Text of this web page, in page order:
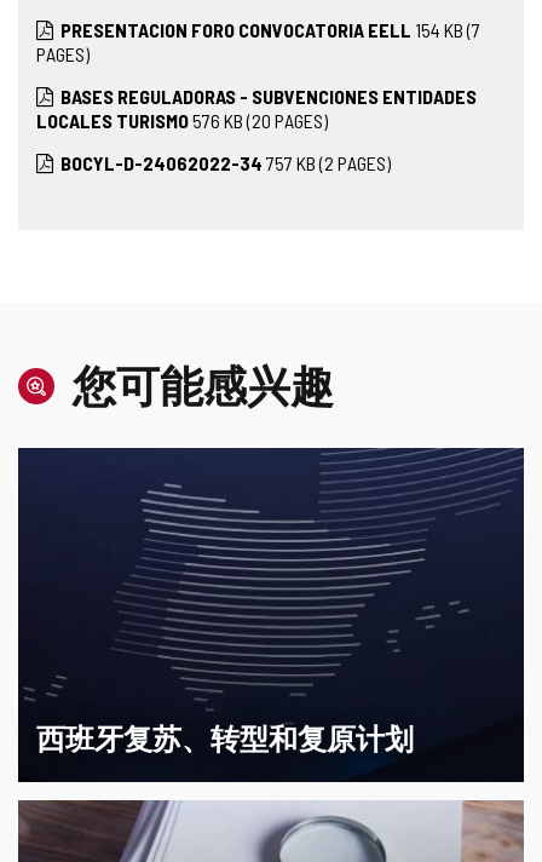
PRESENTACION FORO CONVOCATORIA EELL 154 KB(7
PAGES)
BASES REGULADORAS - SUBVENCIONES ENTIDADES
LOCALES TURISMO576 KB(20 PAGES)
BOCYL-D-24062022-34 757 KB(2 PAGES)
您可能感兴趣
西班牙复苏、转型和复原计划